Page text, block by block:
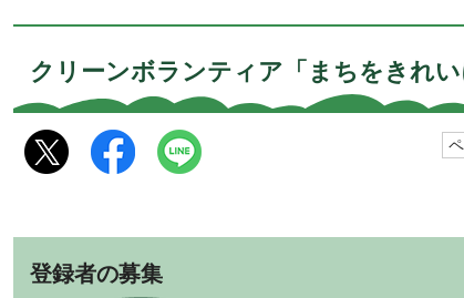
クリーンボランティア「まちをきれい
登録者の募集